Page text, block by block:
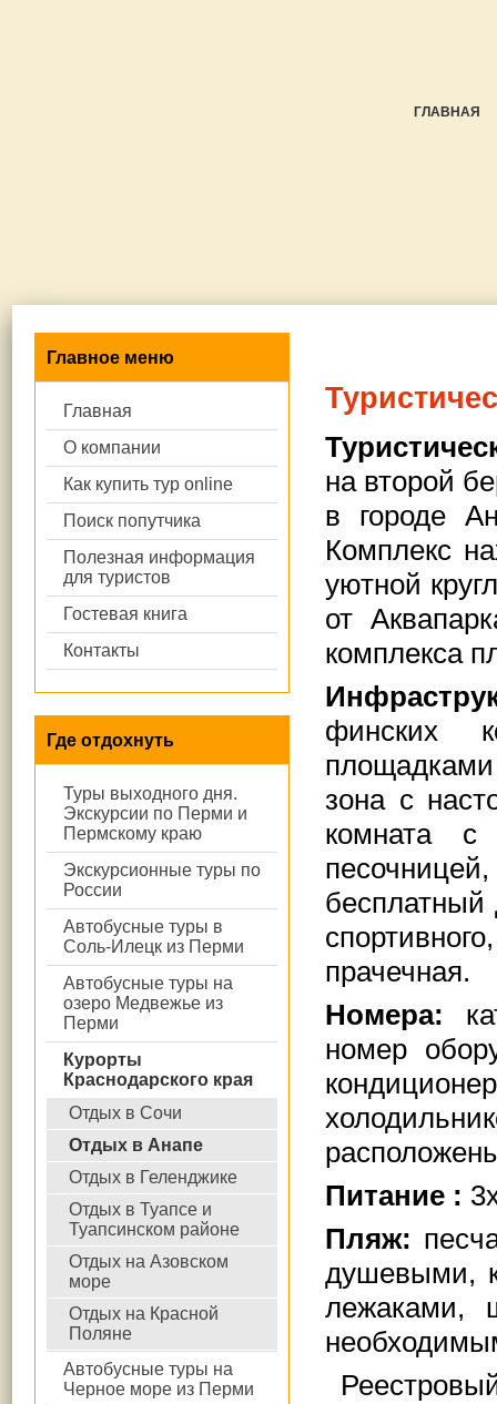
ГЛАВНАЯ
Главное меню
Главная
О компании
Как купить тур online
Поиск попутчика
Полезная информация
для туристов
Гостевая книга
Контакты
Где отдохнуть
Туры выходного дня.
Экскурсии по Перми и
Пермскому краю
Экскурсионные туры по
России
Автобусные туры в
Соль-Илецк из Перми
Автобусные туры на
озеро Медвежье из
Перми
Курорты
Краснодарского края
Отдых в Сочи
Отдых в Анапе
Отдых в Геленджике
Отдых в Туапсе и
Туапсинском районе
Отдых на Азовском
море
Отдых на Красной
Поляне
Автобусные туры на
Черное море из Перми
на второй
в городе
Комплекс
уютной
от
комплекса
финских
зона с
комната с
бесплатный
прачечная.
Номера:
номер
Питание :
Пляж:
душевыми,
лежаками,